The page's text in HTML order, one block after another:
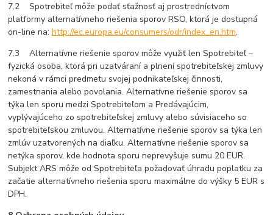
7.2 Spotrebiteľ môže podať sťažnosť aj prostredníctvom
platformy alternatívneho riešenia sporov RSO, ktorá je dostupná
on-line na:http://ec.europa.eu/consumers/odr/index_en.htm.
7.3 Alternatívne riešenie sporov môže využiť len Spotrebiteľ –
fyzická osoba, ktorá pri uzatváraní a plnení spotrebiteľskej zmluvy
nekoná v rámci predmetu svojej podnikateľskej činnosti,
zamestnania alebo povolania. Alternatívne riešenie sporov sa
týka len sporu medzi Spotrebiteľom a Predávajúcim,
vyplývajúceho zo spotrebiteľskej zmluvy alebo súvisiaceho so
spotrebiteľskou zmluvou. Alternatívne riešenie sporov sa týka len
zmlúv uzatvorených na diaľku. Alternatívne riešenie sporov sa
netýka sporov, kde hodnota sporu neprevyšuje sumu 20 EUR.
Subjekt ARS môže od Spotrebiteľa požadovať úhradu poplatku za
začatie alternatívneho riešenia sporu maximálne do výšky 5 EUR s
DPH.